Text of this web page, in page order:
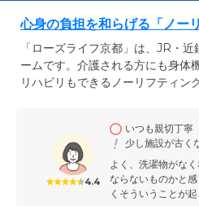
心身の負担を和らげる「ノー
「ローズライフ京都」は、JR・
ームです。介護される方にも身体
リハビリもできるノーリフティン
お選びいたします。リハビリを
ています。
4.4
いつも親切丁寧
少し施設が古く
よく、洗濯物がな
ならないものかと
くそういうことが